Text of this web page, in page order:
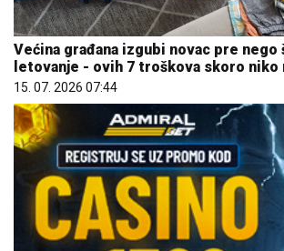
Većina građana izgubi novac pre
letovanje - ovih 7 troškova skoro niko
15. 07. 2026 07:44